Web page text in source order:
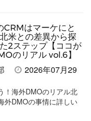
CRMはマーケにと
米との差異から探
2ステップ【ココが
のリアル vol.6】
2026年07月29
！海外DMOのリアル北
外DMOの事情に詳しい